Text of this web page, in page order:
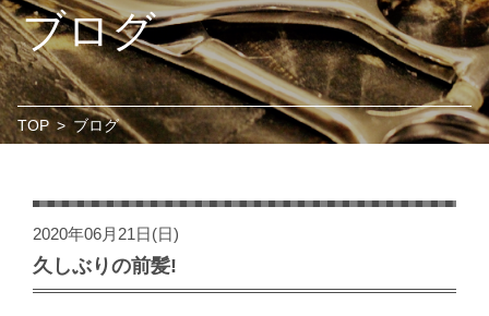
ブログ
TOP > ブログ
2020年06月21日(日)
久しぶりの前髪!